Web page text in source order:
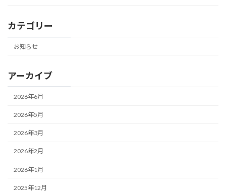
カテゴリー
お知らせ
アーカイブ
2026年6月
2026年5月
2026年3月
2026年2月
2026年1月
2025年12月